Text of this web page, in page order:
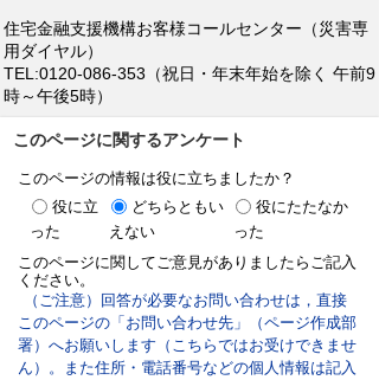
住宅金融支援機構お客様コールセンター（災害専
用ダイヤル）
TEL:0120-086-353（祝日・年末年始を除く 午前9
時～午後5時）
このページに関するアンケート
このページの情報は役に立ちましたか？
役に立
った
どちらともい
えない
役にたたなか
った
このページに関してご意見がありましたらご記入
ください。
（ご注意）回答が必要なお問い合わせは，直接
このページの「お問い合わせ先」（ページ作成部
署）へお願いします（こちらではお受けできませ
ん）。また住所・電話番号などの個人情報は記入